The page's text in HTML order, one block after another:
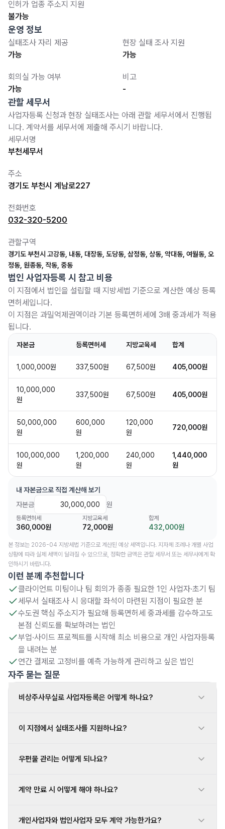
인허가 업종 주소지 지원
불가능
운영 정보
실태조사 자리 제공
가능
현장 실태 조사 지원
가능
회의실 가능 여부
가능
비고
-
관할 세무서
사업자등록 신청과 현장 실태조사는 아래 관할 세무서에서 진행됩
니다. 계약서를 세무서에 제출해 주시기 바랍니다.
세무서명
부천세무서
주소
경기도 부천시 계남로227
전화번호
032-320-5200
관할구역
경기도 부천시 고강동, 내동, 대장동, 도당동, 삼정동, 상동, 약대동, 여월동, 오
정동, 원종동, 작동, 중동
법인 사업자등록 시 참고 비용
이 지점에서 법인을 설립할 때 지방세법 기준으로 계산한 예상 등록
면허세입니다.
이 지점은 과밀억제권역이라 기본 등록면허세에 3배 중과세가 적용
됩니다.
자본금 등록면허세 지방교육세 합계
1,000,000원 337,500원 67,500원 405,000원
10,000,000
원
337,500원 67,500원 405,000원
50,000,000
원
600,000
원
120,000
원
720,000원
100,000,000
원
1,200,000
원
240,000
원
1,440,000
원
내 자본금으로 직접 계산해 보기
자본금
원
등록면허세
360,000원
지방교육세
72,000원
합계
432,000원
본 정보는 2026-04 지방세법 기준으로 계산된 예상 세액입니다. 지자체 조례나 개별 사업
상황에 따라 실제 세액이 달라질 수 있으므로, 정확한 금액은 관할 세무서 또는 세무사에게 확
인하시기 바랍니다.
이런 분께 추천합니다
클라이언트 미팅이나 팀 회의가 종종 필요한 1인 사업자·초기 팀
세무서 실태조사 시 응대할 좌석이 마련된 지점이 필요한 분
수도권 핵심 주소지가 필요해 등록면허세 중과세를 감수하고도
본점 신뢰도를 확보하려는 법인
부업·사이드 프로젝트를 시작해 최소 비용으로 개인 사업자등록
을 내려는 분
연간 결제로 고정비를 예측 가능하게 관리하고 싶은 법인
자주 묻는 질문
비상주사무실로 사업자등록은 어떻게 하나요?
이 지점에서 실태조사를 지원하나요?
우편물 관리는 어떻게 되나요?
계약 만료 시 어떻게 해야 하나요?
개인사업자와 법인사업자 모두 계약 가능한가요?